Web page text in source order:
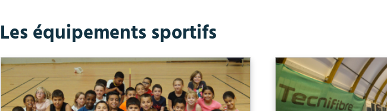
Les équipements sportifs